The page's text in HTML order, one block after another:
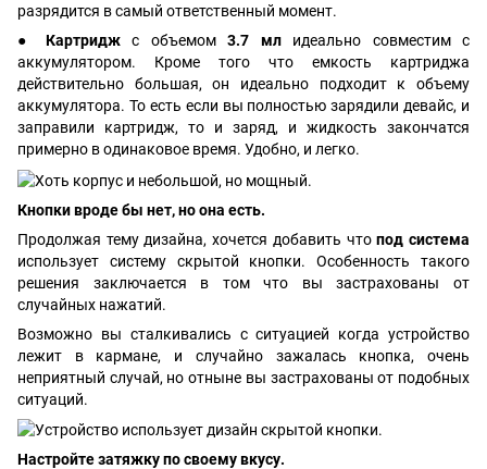
разрядится в самый ответственный момент.
● Картриджс объемом3.7 млидеально совместим с
аккумулятором. Кроме того что емкость картриджа
действительно большая, он идеально подходит к объему
аккумулятора. То есть если вы полностью зарядили девайс, и
заправили картридж, то и заряд, и жидкость закончатся
примерно в одинаковое время. Удобно, и легко.
Кнопки вроде бы нет, но она есть.
Продолжая тему дизайна, хочется добавить чтопод система
использует систему скрытой кнопки. Особенность такого
решения заключается в том что вы застрахованы от
случайных нажатий.
Возможно вы сталкивались с ситуацией когда устройство
лежит в кармане, и случайно зажалась кнопка, очень
неприятный случай, но отныне вы застрахованы от подобных
ситуаций.
Настройте затяжку по своему вкусу.